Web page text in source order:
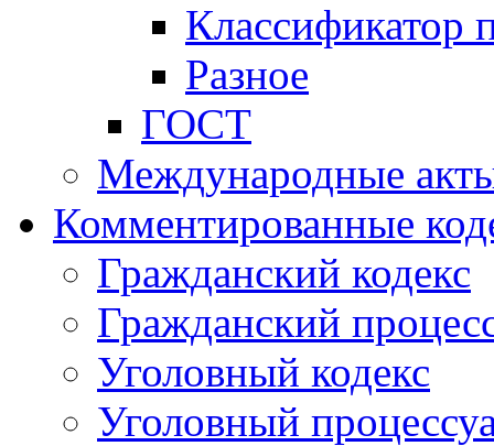
Классификатор
Разное
ГОСТ
Международные
Комментированные
Гражданский кодекс
Гражданский
Уголовный кодекс
Уголовный